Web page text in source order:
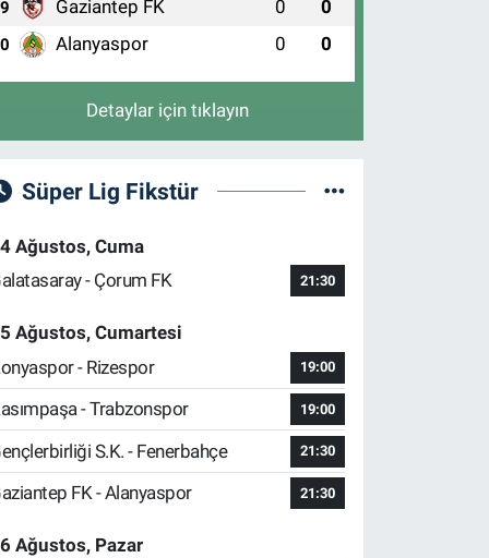
9 Gaziantep FK 0 0
Alanyaspor 0 0
Detaylar için tıklayın
Süper Lig Fikstür
Ağustos, Cuma
- Çorum FK
21:30
Ağustos, Cumartesi
- Rizespor
19:00
- Trabzonspor 19:00
S.K. - Fenerbahçe 21:30
FK - Alanyaspor 21:30
Ağustos, Pazar